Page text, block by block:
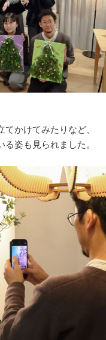
かけてみたりなど、
姿も見られました。